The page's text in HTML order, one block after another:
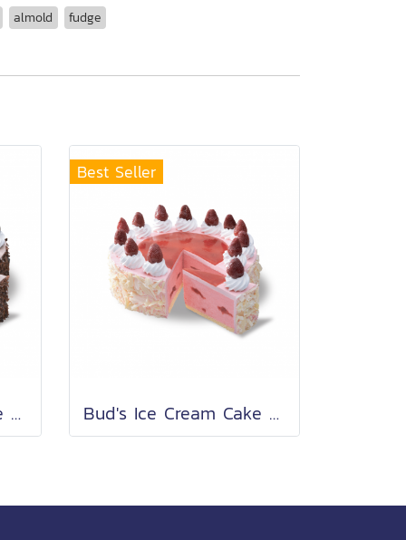
almold fudge
Bud's Ice Cream Cake Chocolate (3.5 Lb.)
Best Seller
Bud's Ice Cream Cake Strawberry (3.5 Lb.)